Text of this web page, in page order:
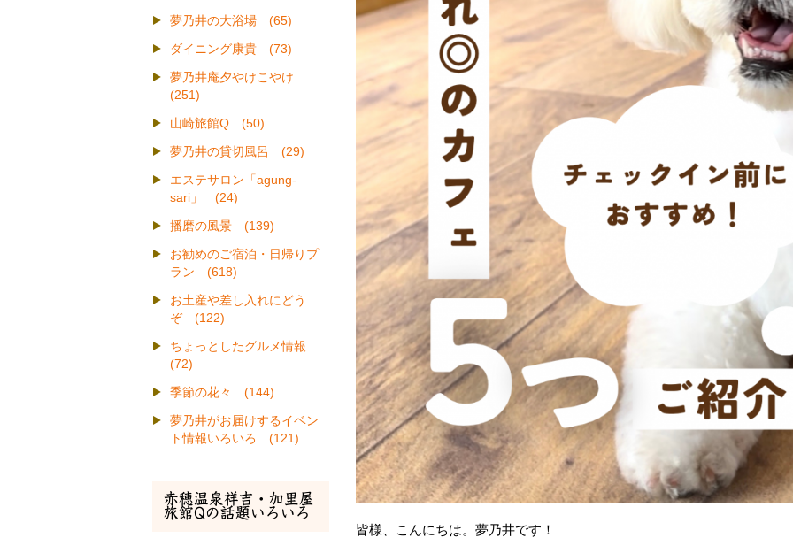
皆様、こんにちは。夢乃井です！
夢乃井の大浴場 (65)
ダイニング康貴 (73)
夢乃井庵夕やけこやけ
(251)
山崎旅館Q (50)
夢乃井の貸切風呂 (29)
エステサロン「agung-
sari」 (24)
播磨の風景 (139)
お勧めのご宿泊・日帰りプ
ラン (618)
お土産や差し入れにどう
ぞ (122)
ちょっとしたグルメ情報
(72)
季節の花々 (144)
夢乃井がお届けするイベン
ト情報いろいろ (121)
赤穂温泉祥吉・加里屋
旅館Qの話題いろいろ